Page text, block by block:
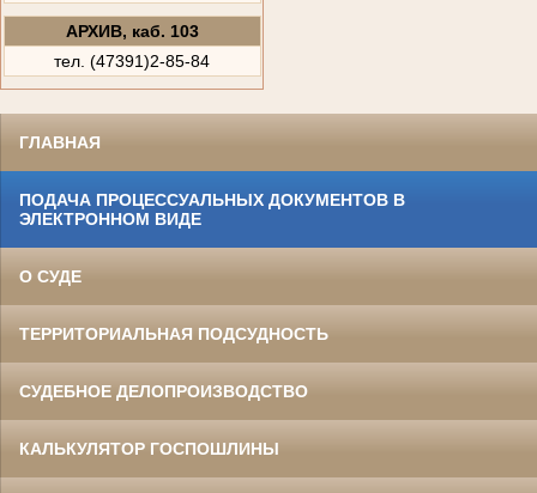
АРХИВ, каб. 103
тел. (47391)2-85-84
ГЛАВНАЯ
ПОДАЧА ПРОЦЕССУАЛЬНЫХ ДОКУМЕНТОВ В
ЭЛЕКТРОННОМ ВИДЕ
О СУДЕ
ТЕРРИТОРИАЛЬНАЯ ПОДСУДНОСТЬ
СУДЕБНОЕ ДЕЛОПРОИЗВОДСТВО
КАЛЬКУЛЯТОР ГОСПОШЛИНЫ